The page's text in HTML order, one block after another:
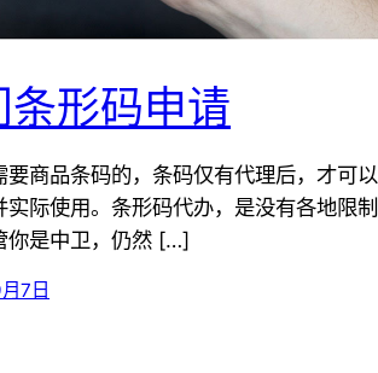
条形码申请
要商品条码的，条码仅有代理后，才可以
实际使用。条形码代办，是没有各地限制
你是中卫，仍然 […]
7日